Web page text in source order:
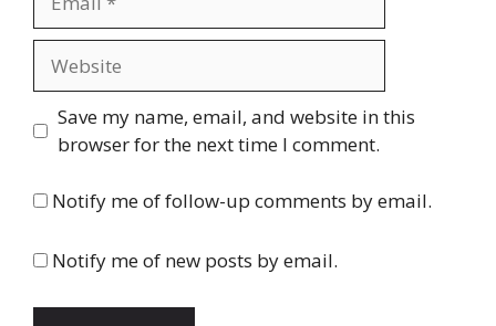
Save my name, email, and website in this
browser for the next time I comment.
Notify me of follow-up comments by email.
Notify me of new posts by email.